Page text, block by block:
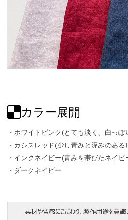
カラー展開
・ホワイトピンク(とても淡く、白っぽ
・カシスレッド(少し青みと深みのある
・インクネイビー(青みを帯びたネイビ
・ダークネイビー